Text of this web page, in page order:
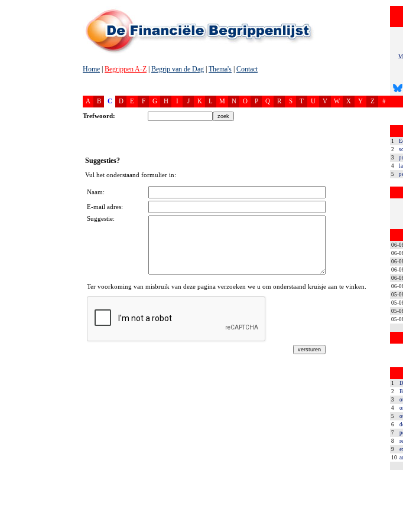
Home Begrippen A-Z Begrip van de Dag Thema's Contact
A B C D E F G H I J K L M N O P Q R S T U V W X Y Z #
Trefwoord:
1
2
3
4
5
06-
06-
06-
06-
06-
06-
05-
05-
05-
05-
1
2
3
4
5
6
7
8
9
10
Suggesties?
Vul het onderstaand formulier in:
Naam:
E-mail adres:
Suggestie:
Ter voorkoming van misbruik van deze pagina verzoeken we u om onderstaand kruisje aan te vinken.